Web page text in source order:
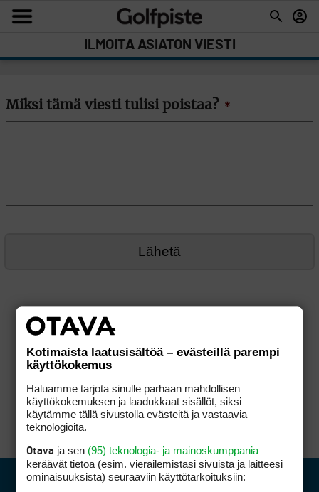
ILMOITA ASIATON VIESTI
Miksi tämä viesti tulisi poistaa? *
Kotimaista laatusisältöä – evästeillä parempi
käyttökokemus
Haluamme tarjota sinulle parhaan mahdollisen
käyttökokemuksen ja laadukkaat sisällöt, siksi
käytämme tällä sivustolla evästeitä ja vastaavia
teknologioita.
Otava ja sen (95) teknologia- ja mainoskumppania
keräävät tietoa (esim. vierailemis­tasi sivuista ja laitteesi
ominaisuuk­sista) seuraaviin käyttötarkoituksiin: